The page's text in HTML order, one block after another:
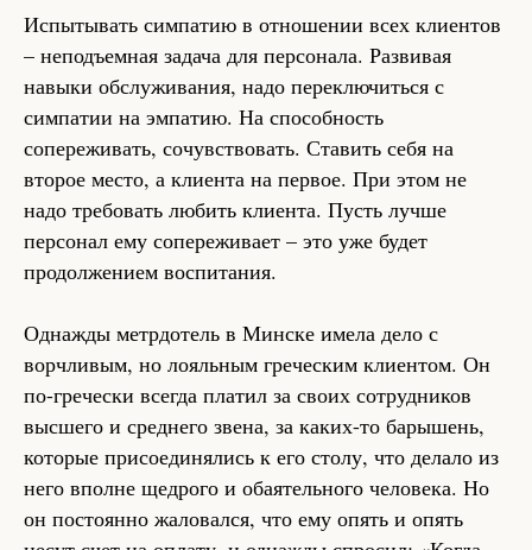
Испытывать симпатию в отношении всех клиентов
– неподъемная задача для персонала. Развивая
навыки обслуживания, надо переключиться с
симпатии на эмпатию. На способность
сопереживать, сочувствовать. Ставить себя на
второе место, а клиента на первое. При этом не
надо требовать любить клиента. Пусть лучше
персонал ему сопереживает – это уже будет
продолжением воспитания.
Однажды метрдотель в Минске имела дело с
ворчливым, но лояльным греческим клиентом. Он
по-гречески всегда платил за своих сотрудников
высшего и среднего звена, за каких-то барышень,
которые присоединялись к его столу, что делало из
него вполне щедрого и обаятельного человека. Но
он постоянно жаловался, что ему опять и опять